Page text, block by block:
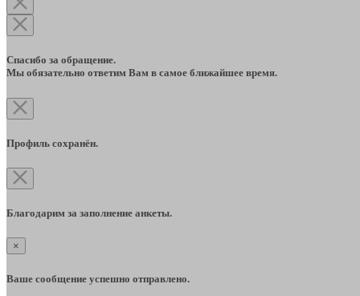
Спасибо за обращение.
Мы обязательно ответим Вам в самое ближайшее время.
Профиль сохранён.
Благодарим за заполнение анкеты.
×
Ваше сообщение успешно отправлено.